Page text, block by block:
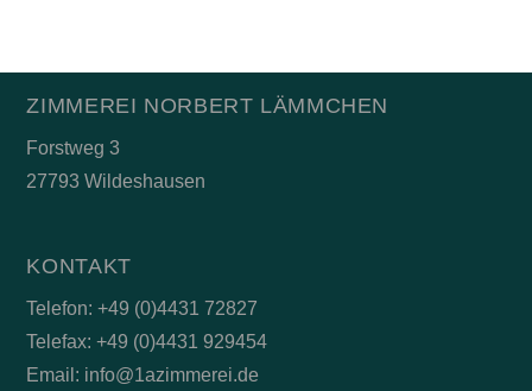
ZIMMEREI NORBERT LÄMMCHEN
Forstweg 3
27793 Wildeshausen
KONTAKT
Telefon: +49 (0)4431 72827
Telefax: +49 (0)4431 929454
Email: info@1azimmerei.de